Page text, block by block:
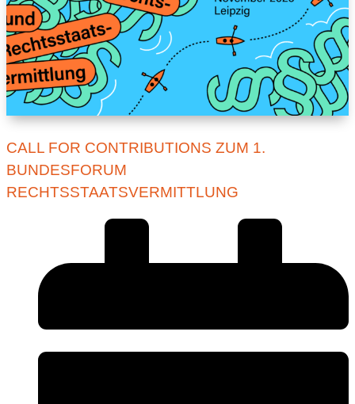
CALL FOR CONTRIBUTIONS ZUM 1.
BUNDESFORUM
RECHTSSTAATSVERMITTLUNG